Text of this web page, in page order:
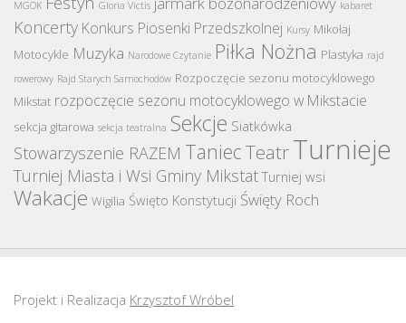
MGOK
Gloria Victis kabaret
Koncerty Konkurs Piosenki Przedszkolnej Kursy Mikołaj
Motocykle Muzyka Narodowe Czytanie Piłka Nożna Plastyka rajd
rowerowy Rajd Starych Samochodów Rozpoczęcie sezonu motocyklowego
Mikstat rozpoczęcie sezonu motocyklowego w Mikstacie
sekcja gitarowa sekcja teatralna Sekcje Siatkówka
Stowarzyszenie RAZEM TaniecTeatrTurnieje
Turniej Miasta i Wsi Gminy Mikstat Turniej wsi
Wakacje Wigilia Święto Konstytucji Święty Roch
Projekt i Realizacja Krzysztof Wróbel